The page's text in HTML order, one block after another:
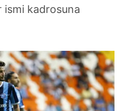
ismi kadrosuna